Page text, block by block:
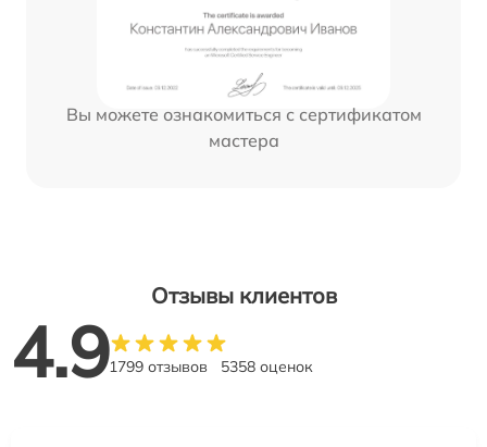
Вы можете ознакомиться с сертификатом
мастера
Отзывы клиентов
4.91799 отзывов 5358 оценок